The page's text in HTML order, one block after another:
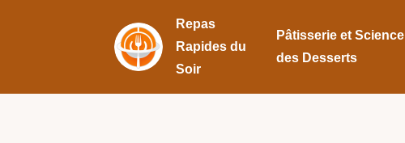
Repas
Rapides du
Soir
Pâtisserie et Science
des Desserts